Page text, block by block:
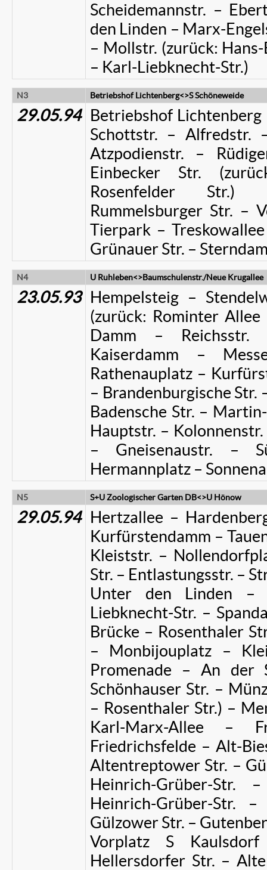
Scheidemannstr. –
den Linden – Marx-
– Mollstr. (zurück:
– Karl-Liebknecht-Str.)
N3 Betriebshof Lichtenberg<>S Schöneweide
29.05.94 Betriebshof Lichtenberg
Schottstr. – Alfredstr.
Atzpodienstr. –
Einbecker Str.
Rosenfelder Str.)
Rummelsburger Str. –
Tierpark –
Grünauer Str. –
N4 U Ruhleben<>Baumschulenstr./Neue Krugallee
23.05.93 Hempelsteig –
(zurück: Rominter Allee
Damm – Reichsstr.
Kaiserdamm –
Rathenauplatz –
– Brandenburgische Str.
Badensche Str. –
Hauptstr. –
– Gneisenaustr. –
Hermannplatz –
N5 S+U Zoologischer Garten DB<>U Hönow
29.05.94 Hertzallee –
Kurfürstendamm –
Kleiststr. –
Str. – Entlastungsstr. –
Unter den Linden –
Liebknecht-Str. –
Brücke – Rosenthaler
– Monbijouplatz –
Promenade – An der
Schönhauser Str. –
– Rosenthaler Str.) –
Karl-Marx-Allee –
Friedrichsfelde – Alt-
Altentreptower Str. –
Heinrich-Grüber-
Heinrich-Grüber-Str.
Gülzower Str. –
Vorplatz S
Hellersdorfer Str. –